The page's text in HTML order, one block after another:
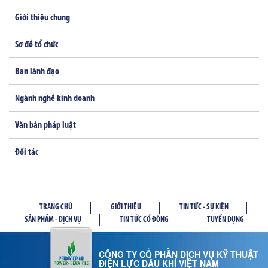
Giới thiệu chung
Sơ đồ tổ chức
Ban lãnh đạo
Ngành nghề kinh doanh
Văn bản pháp luật
Đối tác
TRANG CHỦ GIỚI THIỆU
TIN TỨC - SỰ KIỆN
SẢN PHẦM - DỊCH VỤ
TIN TỨC CỔ ĐÔNG TUYỂN DỤNG
CÔNG TY CỔ PHẦN DỊCH VỤ KỸ THUẬT
ĐIỆN LỰC DẦU KHÍ VIỆT NAM